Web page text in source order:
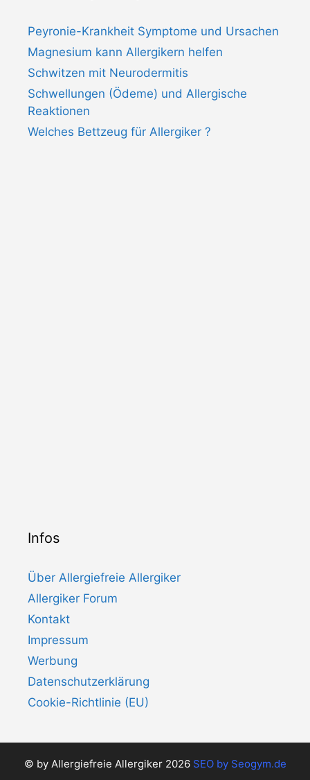
Peyronie-Krankheit Symptome und Ursachen
Magnesium kann Allergikern helfen
Schwitzen mit Neurodermitis
Schwellungen (Ödeme) und Allergische
Reaktionen
Welches Bettzeug für Allergiker ?
Infos
Über Allergiefreie Allergiker
Allergiker Forum
Kontakt
Impressum
Werbung
Datenschutzerklärung
Cookie-Richtlinie (EU)
© by Allergiefreie Allergiker 2026 SEO by Seogym.de